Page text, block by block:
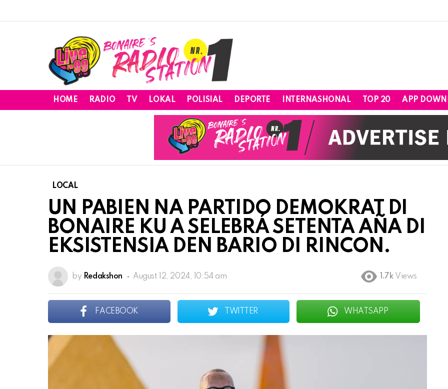
HOME RADIO TV LOKAL POLISIAL DEPORTE INTERNASHONAL TOP 20 APP
LOCAL
UN PABIEN NA PARTIDO DEMOKRAT DI
BONAIRE KU A SELEBRÁ SETENTA AÑA DI
EKSISTENSIA DEN BARIO DI RINCON.
by Redakshon August 12, 2024, 10:54 am 1.7k Views
FACEBOOK TWITTER WHATSAPP